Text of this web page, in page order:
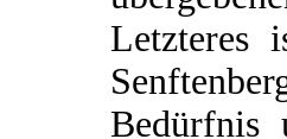
Letzteres
Bedürfnis